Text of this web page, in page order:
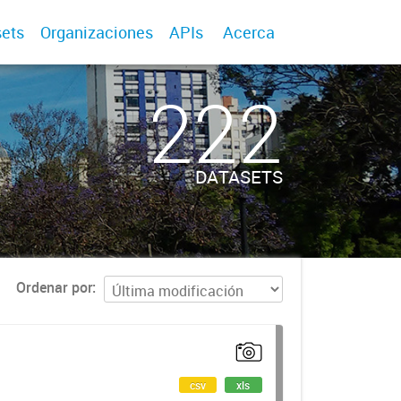
Organizaciones APIs Acerca
222
DATASETS
Ordenar por
csv xls